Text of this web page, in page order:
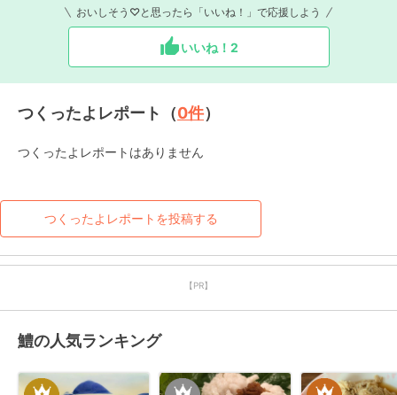
おいしそう♡と思ったら「いいね！」で応援しよう
いいね！ 2
つくったよレポート（0件）
つくったよレポートはありません
つくったよレポートを投稿する
【PR】
鱧の人気ランキング